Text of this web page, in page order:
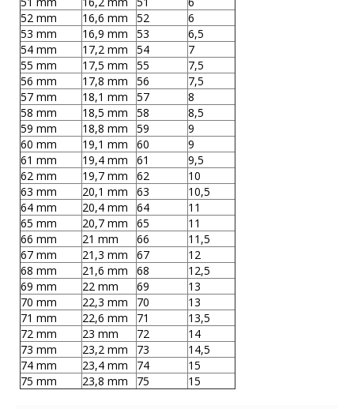
52 mm
16,6 mm 52
6
53 mm
16,9 mm 53
6,5
54 mm
17,2 mm 54
7
55 mm
17,5 mm 55
7,5
56 mm
17,8 mm 56
7,5
57 mm
18,1 mm 57
8
58 mm
18,5 mm 58
8,5
59 mm
18,8 mm 59
9
60 mm
19,1 mm 60
9
61 mm
19,4 mm 61
9,5
62 mm
19,7 mm 62
10
63 mm
20,1 mm 63
10,5
64 mm
20,4 mm 64
11
65 mm
20,7 mm 65
11
66 mm
21 mm 66
11,5
67 mm
21,3 mm 67
12
68 mm
21,6 mm 68
12,5
69 mm
22 mm 69
13
70 mm
22,3 mm 70
13
71 mm
22,6 mm 71
13,5
72 mm
23 mm 72
14
73 mm
23,2 mm 73
14,5
74 mm
23,4 mm 74
15
75 mm
23,8 mm 75 15